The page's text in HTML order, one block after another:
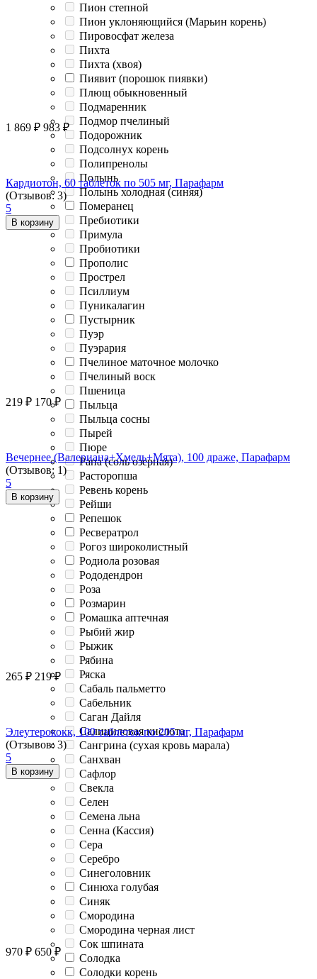
Пион степной
Пион уклоняющийся (Марьин корень)
Пировосфат железа
Пихта
Пихта (хвоя)
Пиявит (порошок пиявки)
Плющ обыкновенный
Подмаренник
Подмор пчелиный
Подорожник
Подсолнух корень
Полипренолы
Полынь
Полынь холодная (синяя)
Померанец
Пребиотики
Примула
Пробиотики
Прополис
Прострел
Псиллиум
Пуникалагин
Пустырник
Пуэр
Пуэрария
Пчелиное маточное молочко
Пчелиный воск
Пшеница
Пыльца
Пыльца сосны
Пырей
Пюре
Рапа (соль озерная)
Расторопша
Ревень корень
Рейши
Репешок
Ресвератрол
Рогоз широколистный
Родиола розовая
Рододендрон
Роза
Розмарин
Ромашка аптечная
Рыбий жир
Рыжик
Рябина
Ряска
Сабаль пальметто
Сабельник
Саган Дайля
Салициловая кислота
Сангрина (сухая кровь марала)
Санхван
Сафлор
Свекла
Селен
Семена льна
Сенна (Кассия)
Сера
Серебро
Синеголовник
Синюха голубая
Синяк
Смородина
Смородина черная лист
Сок шпината
Солодка
Солодки корень
1 869 ₽ 983 ₽
Кардиотон, 60 таблеток по 505 мг, Парафарм
(Отзывов: 3)
5
В корзину
219 ₽ 170 ₽
Вечернее (Валериана+Хмель+Мята), 100 драже, Парафарм
(Отзывов: 1)
5
В корзину
265 ₽ 219 ₽
Элеутерококк, 100 таблеток по 205 мг, Парафарм
(Отзывов: 3)
5
В корзину
970 ₽ 650 ₽